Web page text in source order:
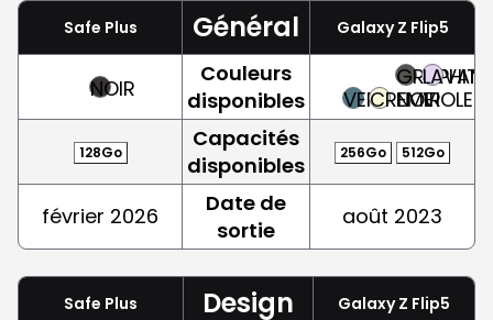
Safe Plus Général Galaxy Z Flip5
NOIR
Couleurs
disponibles
VERTCREME
GRAPHITE,
NOIRVIOLET
128Go
Capacités
disponibles
256Go 512Go
février 2026
Date de
sortie
août 2023
Safe Plus Design Galaxy Z Flip5